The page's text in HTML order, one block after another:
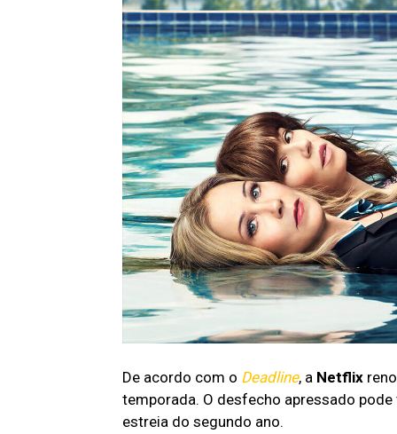
De acordo com o Deadline, a Netflix
temporada. O desfecho apressado
estreia do segundo ano.